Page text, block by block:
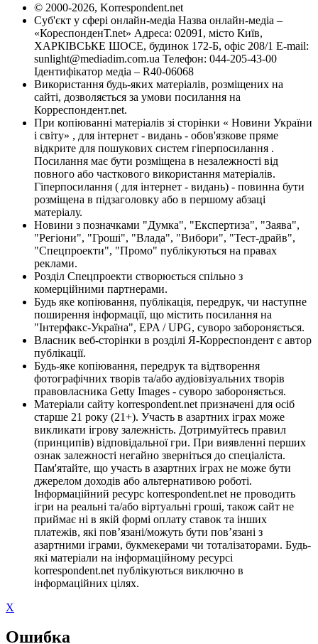
© 2000-2026, Korrespondent.net
Суб'єкт у сфері онлайн-медіа Назва онлайн-медіа –
«КореспонденТ.net» Адреса: 02091, місто Київ,
ХАРКІВСЬКЕ ШОСЕ, будинок 172-Б, офіс 208/1 E-mail:
sunlight@mediadim.com.ua Телефон: 044-205-43-00
Ідентифікатор медіа – R40-06068
Використання будь-яких матеріалів, розміщених на
сайті, дозволяється за умови посилання на
Корреспондент.net.
При копіюванні матеріалів зі сторінки « Новини України
і світу» , для інтернет - видань - обов'язкове пряме
відкрите для пошукових систем гіперпосилання .
Посилання має бути розміщена в незалежності від
повного або часткового використання матеріалів.
Гіперпосилання ( для інтернет - видань) - повинна бути
розміщена в підзаголовку або в першому абзаці
матеріалу.
Новини з позначками "Думка", "Експертиза", "Заява",
"Регіони", "Гроші", "Влада", "Вибори", "Тест-драйв",
"Спецпроекти", "Промо" публікуються на правах
реклами.
Розділ Спецпроекти створюється спільно з
комерційними партнерами.
Будь яке копіювання, публікація, передрук, чи наступне
поширення інформації, що містить посилання на
"Інтерфакс-Україна", EPA / UPG, суворо забороняється.
Власник веб-сторінки в розділі Я-Корреспондент є автор
публікації.
Будь-яке копіювання, передрук та відтворення
фотографічних творів та/або аудіовізуальних творів
правовласника Getty Images - суворо забороняється.
Матеріали сайту korrespondent.net призначені для осіб
старше 21 року (21+). Участь в азартних іграх може
викликати ігрову залежність. Дотримуйтесь правил
(принципів) відповідальної гри. При виявленні перших
ознак залежності негайно зверніться до спеціаліста.
Пам'ятайте, що участь в азартних іграх не може бути
джерелом доходів або альтернативою роботі.
Інформаційний ресурс korrespondent.net не проводить
ігри на реальні та/або віртуальні гроші, також сайт не
приймає ні в якій формі оплату ставок та інших
платежів, які пов’язані/можуть бути пов’язані з
азартними іграми, букмекерами чи тоталізаторами. Будь-
які матеріали на інформаційному ресурсі
korrespondent.net публікуються виключно в
інформаційних цілях.
X
Ошибка